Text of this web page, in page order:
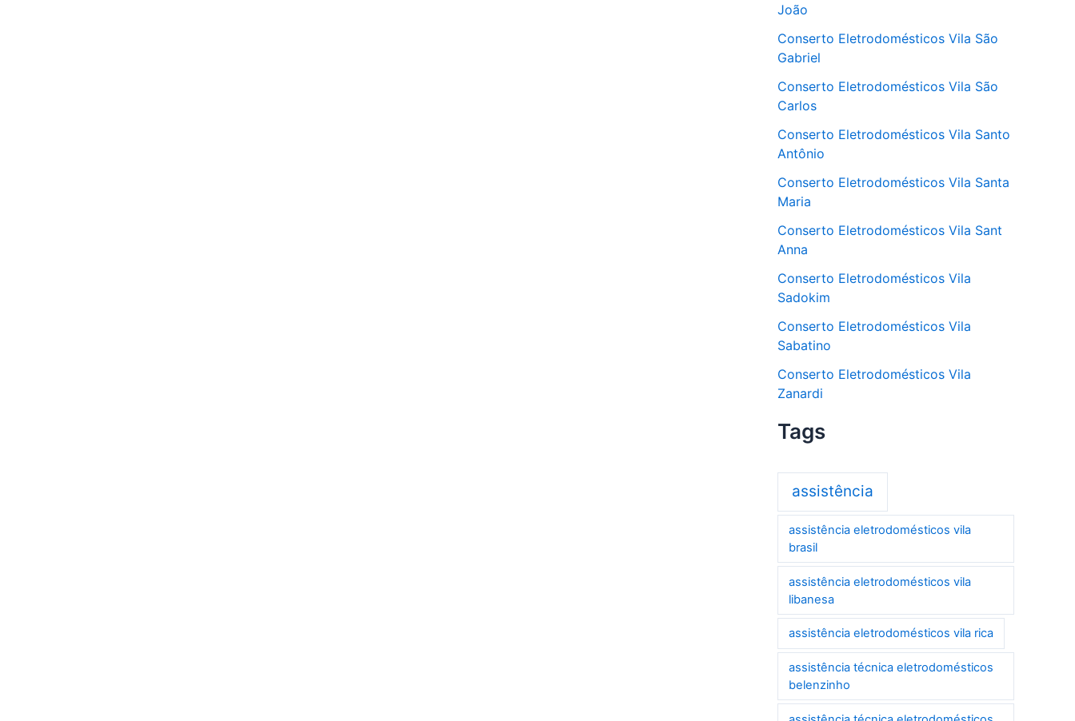
João
Conserto Eletrodomésticos Vila São
Gabriel
Conserto Eletrodomésticos Vila São
Carlos
Conserto Eletrodomésticos Vila Santo
Antônio
Conserto Eletrodomésticos Vila Santa
Maria
Conserto Eletrodomésticos Vila Sant
Anna
Conserto Eletrodomésticos Vila
Sadokim
Conserto Eletrodomésticos Vila
Sabatino
Conserto Eletrodomésticos Vila
Zanardi
Tags
assistência
assistência eletrodomésticos vila
brasil
assistência eletrodomésticos vila
libanesa
assistência eletrodomésticos vila rica
assistência técnica eletrodomésticos
belenzinho